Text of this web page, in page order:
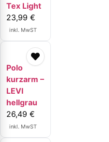
Tex Light
23,99 €
inkl. MwST
Polo
kurzarm –
LEVI
hellgrau
26,49 €
inkl. MwST